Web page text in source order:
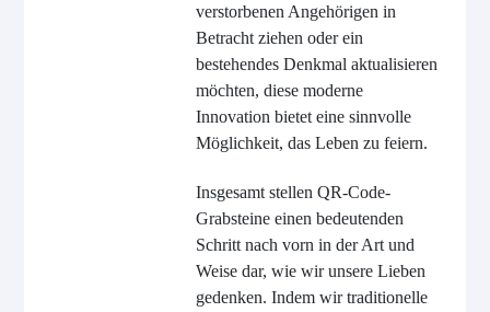
verstorbenen Angehörigen in
Betracht ziehen oder ein
bestehendes Denkmal aktualisieren
möchten, diese moderne
Innovation bietet eine sinnvolle
Möglichkeit, das Leben zu feiern.
Insgesamt stellen QR-Code-
Grabsteine einen bedeutenden
Schritt nach vorn in der Art und
Weise dar, wie wir unsere Lieben
gedenken. Indem wir traditionelle